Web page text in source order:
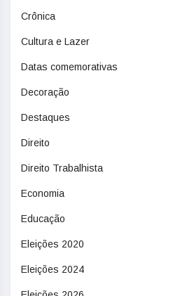
Crônica
Cultura e Lazer
Datas comemorativas
Decoração
Destaques
Direito
Direito Trabalhista
Economia
Educação
Eleições 2020
Eleições 2024